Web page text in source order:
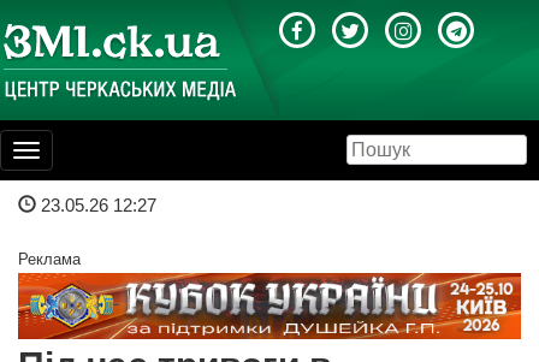
Toggle
navigation
23.05.26 12:27
Реклама